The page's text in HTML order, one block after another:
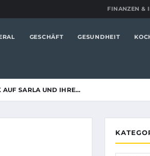
FINANZEN &
GESCHÄFT GESUNDHEIT
AUF SARLA UND IHRE…